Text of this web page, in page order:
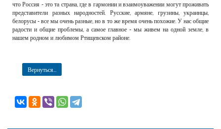
что Россия - это та страна, где в гармонии и взаимоуважении могут проживать
представители разных народностей. Русские, армяне, грузины, украинцы,
белорусы - все мы очень разные, но в то же время очень похожие. У нас общие
радости и общие проблемы, а самое главное - мы живем на одной земле, в
нашем родном и любимом Ртищевском районе.
Вернуться...